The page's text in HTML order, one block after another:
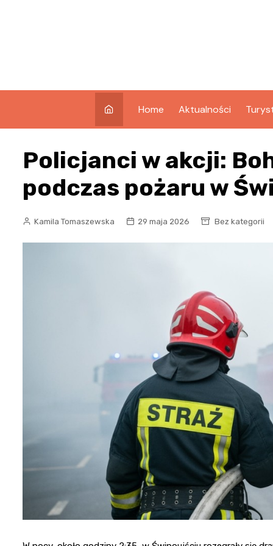
Home Aktualności
Policjanci w akcji:
podczas pożaru w
Kamila Tomaszewska 29 maja 2026 Bez kategorii